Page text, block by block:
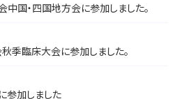
国・四国地方会に参加しました。
季臨床大会に参加しました。
参加しました